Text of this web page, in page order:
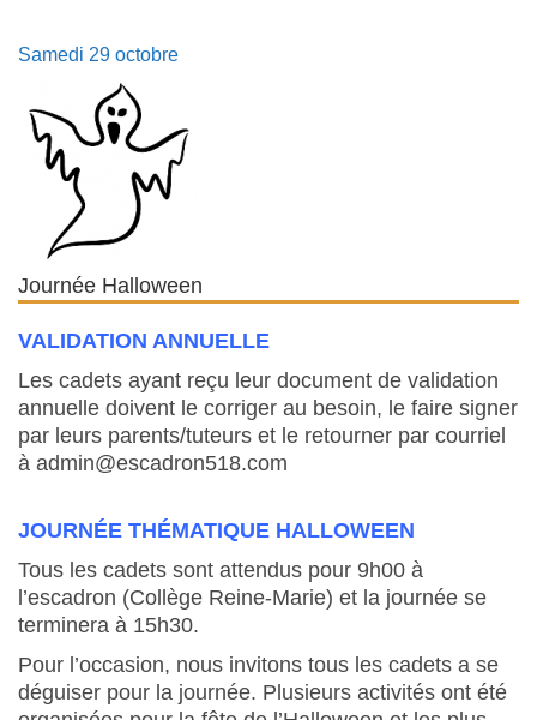
Samedi 29 octobre
Journée Halloween
VALIDATION ANNUELLE
Les cadets ayant reçu leur document de validation
annuelle doivent le corriger au besoin, le faire signer
par leurs parents/tuteurs et le retourner par courriel
à admin@escadron518.com
JOURNÉE THÉMATIQUE HALLOWEEN
Tous les cadets sont attendus pour 9h00 à
l’escadron (Collège Reine-Marie) et la journée se
terminera à 15h30.
Pour l’occasion, nous invitons tous les cadets a se
déguiser pour la journée. Plusieurs activités ont été